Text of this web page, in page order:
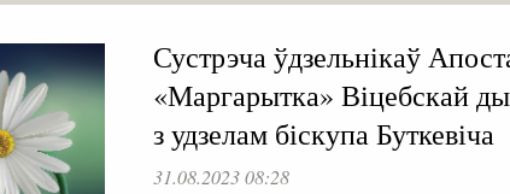
Сустрэча ўдзельнікаў
«Маргарытка» Віцебскай
з удзелам біскупа Буткевіча
31.08.2023 08:28